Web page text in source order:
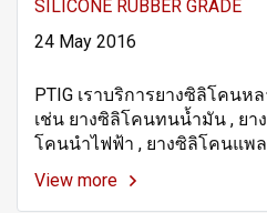
SILICONE RUBBER GRADE
24 May 2016
PTIG เราบริการยางซิลิโคนห
เช่น ยางซิลิโคนทนน้ำมัน , ยา
โคนนำไฟฟ้า , ยางซิลิโคนแพ
View more